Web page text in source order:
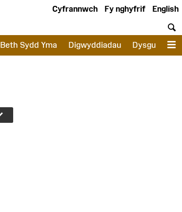
English
Fy nghyfrif
Cyfrannwch
Beth Sydd Yma Digwyddiadau Dysgu